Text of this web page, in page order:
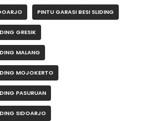
PINTU GARASI BESI SLIDING
GRESIK
MALANG
MOJOKERTO
PASURUAN
SIDOARJO